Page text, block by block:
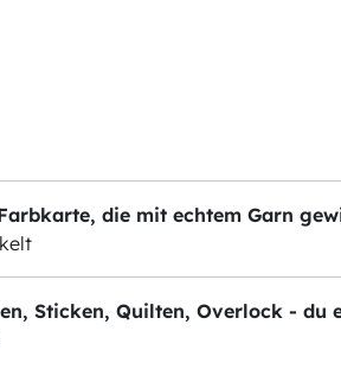
die mit echtem Garn
Sticken, Quilten, Overlock - du